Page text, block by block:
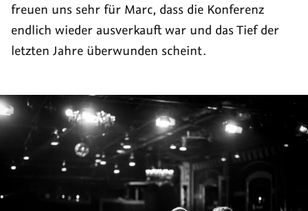
freuen uns sehr für Marc, dass die Konferenz
endlich wieder ausverkauft war und das Tief der
letzten Jahre überwunden scheint.